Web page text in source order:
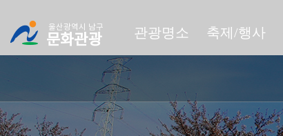
울산광역시 남구
문화관광 관광명소 축제/행사